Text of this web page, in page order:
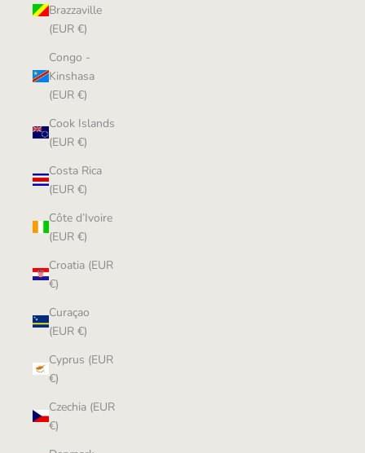
Brazzaville
(EUR €)
Congo -
Kinshasa
(EUR €)
Cook Islands
(EUR €)
Costa Rica
(EUR €)
Côte d’Ivoire
(EUR €)
Croatia (EUR
€)
Curaçao
(EUR €)
Cyprus (EUR
€)
Czechia (EUR
€)